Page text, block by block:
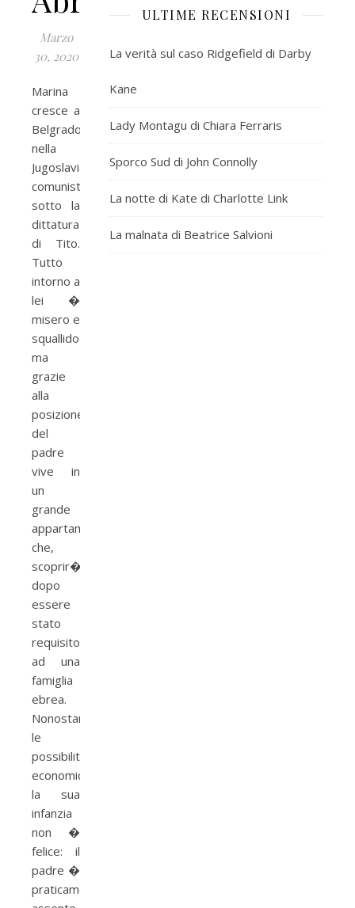
Marzo
30, 2020
Marina
cresce a
Belgrado,
nella
Jugoslavia
comunista
sotto la
dittatura
di Tito.
Tutto
intorno a
lei �
misero e
squallido
ma
grazie
alla
posizione
del
padre
vive in
un
grande
appartamento
che,
scoprir�
dopo
essere
stato
requisito
ad una
famiglia
ebrea.
Nonostante
le
possibilit�
economiche
la sua
infanzia
non �
felice: il
padre �
praticamente
ULTIME RECENSIONI
La verità sul caso Ridgefield di Darby
Kane
Lady Montagu di Chiara Ferraris
Sporco Sud di John Connolly
La notte di Kate di Charlotte Link
La malnata di Beatrice Salvioni